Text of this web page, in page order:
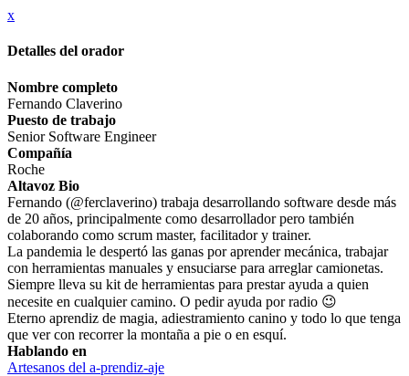
x
Detalles del orador
Nombre completo
Fernando Claverino
Puesto de trabajo
Senior Software Engineer
Compañía
Roche
Altavoz Bio
Fernando (@ferclaverino) trabaja desarrollando software desde más
de 20 años, principalmente como desarrollador pero también
colaborando como scrum master, facilitador y trainer.
La pandemia le despertó las ganas por aprender mecánica, trabajar
con herramientas manuales y ensuciarse para arreglar camionetas.
Siempre lleva su kit de herramientas para prestar ayuda a quien
necesite en cualquier camino. O pedir ayuda por radio 😉
Eterno aprendiz de magia, adiestramiento canino y todo lo que tenga
que ver con recorrer la montaña a pie o en esquí.
Hablando en
Artesanos del a-prendiz-aje